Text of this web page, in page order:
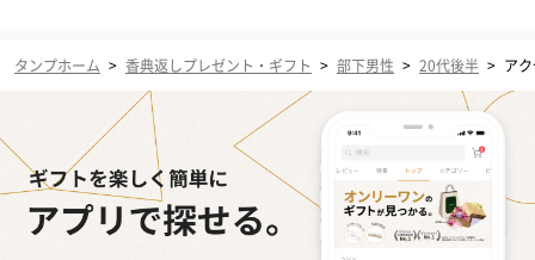
タンプホーム > 香典返しプレゼント・ギフト > 部下男性 > 20代後半 > ア